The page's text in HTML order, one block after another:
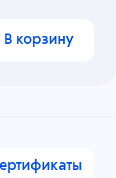
В корзину